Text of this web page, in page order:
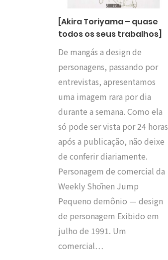
[Akira Toriyama – quase
todos os seus trabalhos]
De mangás a design de
personagens, passando por
entrevistas, apresentamos
uma imagem rara por dia
durante a semana. Como ela
só pode ser vista por 24 horas
após a publicação, não deixe
de conferir diariamente.
Personagem de comercial da
Weekly Shōnen Jump
Pequeno demônio — design
de personagem Exibido em
julho de 1991. Um
comercial…